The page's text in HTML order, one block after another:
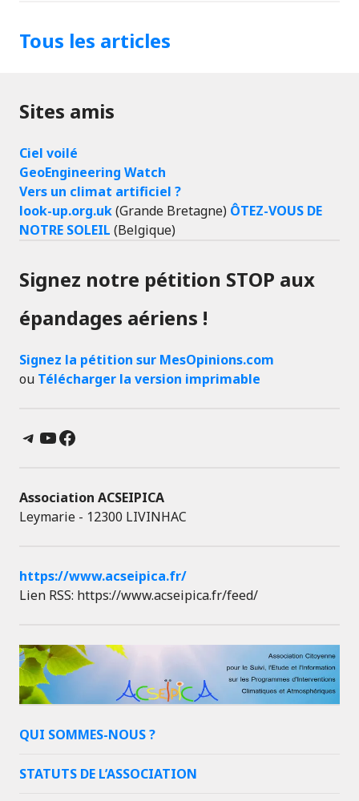
Tous les articles
Sites amis
Ciel voilé
GeoEngineering Watch
Vers un climat artificiel ?
look-up.org.uk(Grande Bretagne) ÔTEZ-VOUS DE
NOTRE SOLEIL (Belgique)
Signez notre pétition STOP aux
épandages aériens !
Signez la pétition sur MesOpinions.com
ou Télécharger la version imprimable
Telegram
YouTube
Facebook
Association ACSEIPICA
Leymarie - 12300 LIVINHAC
https://www.acseipica.fr/
Lien RSS: https://www.acseipica.fr/feed/
QUI SOMMES-NOUS ?
STATUTS DE L’ASSOCIATION